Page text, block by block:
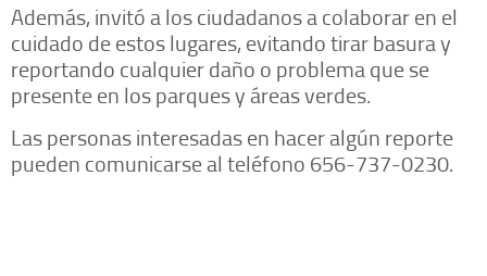
Además, invitó a los ciudadanos a colaborar en el
cuidado de estos lugares, evitando tirar basura y
reportando cualquier daño o problema que se
presente en los parques y áreas verdes.
Las personas interesadas en hacer algún reporte
pueden comunicarse al teléfono 656-737-0230.